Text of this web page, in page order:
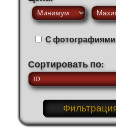
С фотографиями
Сортировать по: